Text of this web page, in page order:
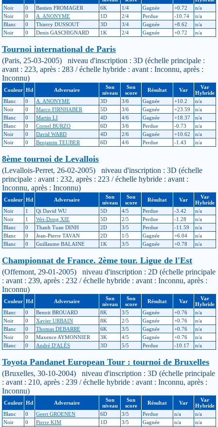
Noir
0 Bastien FROMAGER 6K 1/4 Gagnée +0.72
n/a
Noir
0 A. ANONYME 1D 2/4 Perdue -10.74
n/a
Blanc
0 Thierry DUSSOUT 3D 3/4 Gagnée +8.62
n/a
Noir
0 Denis GASCHIGNARD 1K 2/4 Gagnée +0.72 n/a
Tournoi international de Paris
(Paris, 25-03-2005) niveau d'inscription : 3D (échelle principale :
avant : 223, après : 283 / échelle hybride : avant : Inconnu, après :
Inconnu)
Couleur Hd Adversaire
Son
niveau
Son
score
Résultat Var
Var
Hybride
Blanc
0 A. ANONYME 3D 3/6 Gagnée +10.2
n/a
Noir
0 Marco FIRNHABER 5D 3/6 Gagnée +23.59
n/a
Blanc
0 Martin LI 4D 4/6 Gagnée +18.37
n/a
Blanc
0 Cornel BURZO 6D 3/6 Perdue -0.73
n/a
Noir
0 David WARD 4D 2/6 Gagnée +10.62
n/a
Noir
0 Benjamin TEUBER 6D 4/6 Perdue -1.43 n/a
8ème tournoi de Levallois
(Levallois-Perret, 26-02-2005) niveau d'inscription : 3D (échelle
principale : avant : 232, après : 223 / échelle hybride : avant :
Inconnu, après : Inconnu)
Couleur Hd Adversaire
Son
niveau
Son
score
Résultat Var
Var
Hybride
Noir
1 Qi David WU 5D 4/5 Perdue -3.42
n/a
Noir
1 Wei-Dong XIE 5D 2/5 Perdue -1.28
n/a
Blanc
0 Thanh Tuan DINH 2D 3/5 Perdue -11.59
n/a
Blanc
0 Jean-Pierre TAVAN 2D 1/5 Gagnée +6.04
n/a
Blanc
0 Guillaume BALAINE 1K 3/5 Gagnée +0.78 n/a
Championnat de France. 2ème tour. Ligue de l'Est
(Offemont, 29-01-2005) niveau d'inscription : 2D (échelle principale
: avant : 239, après : 232 / échelle hybride : avant : Inconnu, après :
Inconnu)
Couleur Hd Adversaire
Son
niveau
Son
score
Résultat Var
Var
Hybride
Blanc
0 Benoit BROUARD 8K 3/5 Gagnée +0.76
n/a
Noir
0 Xavier URBAIN 8K 2/5 Gagnée +0.76
n/a
Blanc
0 Thomas DEBARRE 6K 3/5 Gagnée +0.76
n/a
Noir
0 Maxence AYMONNIER 3K 4/5 Gagnée +0.76
n/a
Blanc
0 André D'ALÈS 3D 5/5 Perdue -10.17 n/a
Toyota Pandanet European Tour : tournoi de Bruxelles
(Bruxelles, 30-10-2004) niveau d'inscription : 3D (échelle principale
: avant : 210, après : 239 / échelle hybride : avant : Inconnu, après :
Inconnu)
Couleur Hd Adversaire
Son
niveau
Son
score
Résultat Var
Var
Hybride
Blanc
0 Geert GROENEN 6D 3/5 Perdue n/a
n/a
Noir
0 Pierre KIM 1D 3/5 Gagnée n/a
n/a